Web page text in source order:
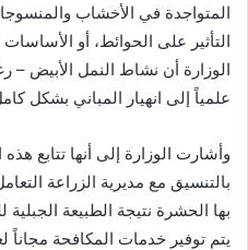
المتواجدة في الأخشاب
التأثير على الحوائط، أو
الوزارة أن نشاط النمل الأبيض –
علمياً إلى انهيار المباني بشكل
وأشارت الوزارة إلى أنها تتابع
بها الحشرة نتيجة الطبيعة
يتم توفير خدمات المكافحة